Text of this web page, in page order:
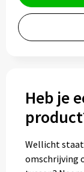
Notaboekjes
Zelfklevende
Mappen
Eten &
Heb je
Wellicht
omschrijving